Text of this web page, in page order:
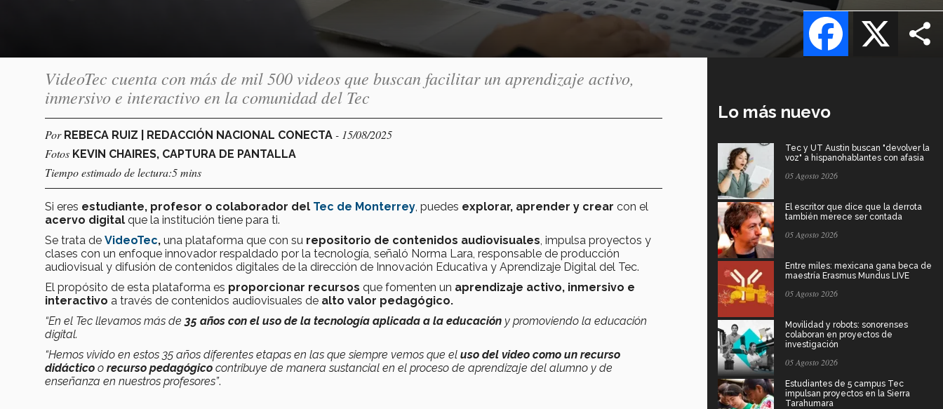
X
Facebook
VideoTec cuenta con más de mil 500 videos que buscan facilitar un aprendizaje activo,
inmersivo e interactivo en la comunidad del Tec
Por REBECA RUIZ | REDACCIÓN NACIONAL CONECTA - 15/08/2025
Fotos KEVIN CHAIRES, CAPTURA DE PANTALLA
Tiempo estimado de lectura:5 mins
Si eres estudiante, profesor o colaborador del Tec de Monterrey , puedes explorar, aprender y crear con el
acervo digital que la institución tiene para ti.
Se trata de VideoTec, una plataforma que con su repositorio de contenidos audiovisuales , impulsa proyectos y
clases con un enfoque innovador respaldado por la tecnología, señaló Norma Lara, responsable de producción
audiovisual y difusión de contenidos digitales de la dirección de Innovación Educativa y Aprendizaje Digital del Tec.
El propósito de esta plataforma es proporcionar recursos que fomenten un aprendizaje activo, inmersivo e
interactivo a través de contenidos audiovisuales de alto valor pedagógico.
“En el Tec llevamos más de 35 años con el uso de la tecnología aplicada a la educación y promoviendo la educación
digital.
“Hemos vivido en estos 35 años diferentes etapas en las que siempre vemos que el uso del video como un recurso
didáctico o recurso pedagógico contribuye de manera sustancial en el proceso de aprendizaje del alumno y de
enseñanza en nuestros profesores”.
Lo más nuevo
Tec y UT Austin buscan "devolver la
voz" a hispanohablantes con afasia
05 Agosto 2026
El escritor que dice que la derrota
también merece ser contada
05 Agosto 2026
Entre miles: mexicana gana beca de
maestría Erasmus Mundus LIVE
05 Agosto 2026
Movilidad y robots: sonorenses
colaboran en proyectos de
investigación
05 Agosto 2026
Estudiantes de 5 campus Tec
impulsan proyectos en la Sierra
Tarahumara